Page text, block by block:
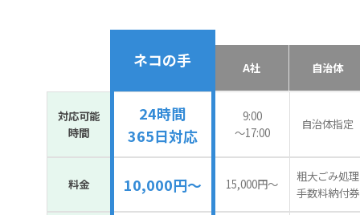
ネコの手 A社 自治体
対応可能
時間
24時間
365日対応
9:00
〜17:00
自治体指定
料金 10,000円～ 15,000円〜
粗大ごみ処理
手数料納付券